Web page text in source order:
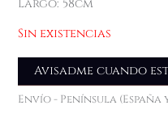
Largo: 58cm
Sin existencias
Avisadme cuando
Envío - Península